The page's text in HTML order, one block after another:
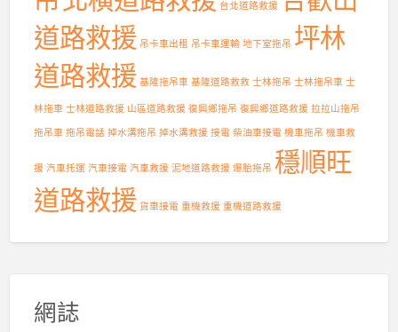
台北道路救援
道路救援 吊卡車出租 吊卡車運輸 地下室拖吊 坪林
道路救援 基隆拖吊車 基隆道路救救 士林拖吊 士林拖吊車 士
林拖車 士林道路救援 山區道路救援 復興鄉拖吊 復興鄉道路救援 拉拉山拖吊
拖吊車 拖吊電話 掉水溝拖吊 掉水溝救援 接電 柴油車接電 機車拖吊 機車救
援 汽車托運 汽車接電 汽車救援 泥地道路救援 爆胎拖吊 穩順旺
道路救援 貨車接電 重機救援 重機道路救援
網誌